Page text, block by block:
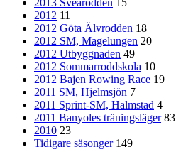
2013 Svearodden 15
2012 11
2012 Göta Älvrodden 18
2012 SM, Magelungen 20
2012 Utbyggnaden 49
2012 Sommarroddskola 10
2012 Bajen Rowing Race 19
2011 SM, Hjelmsjön 7
2011 Sprint-SM, Halmstad 4
2011 Banyoles träningsläger 83
2010 23
Tidigare säsonger 149